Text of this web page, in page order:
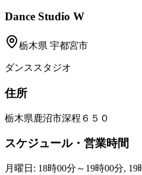
Dance Studio W
栃木県 宇都宮市
ダンススタジオ
住所
栃木県鹿沼市深程６５０
スケジュール・営業時間
月曜日: 18時00分～19時00分,